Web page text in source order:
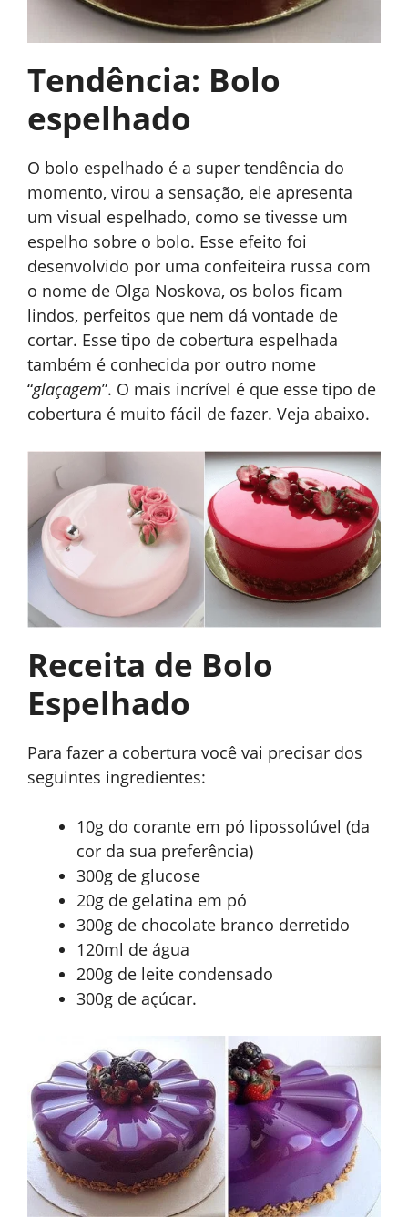
Tendência: Bolo
espelhado
O bolo espelhado é a super tendência do
momento, virou a sensação, ele apresenta
um visual espelhado, como se tivesse um
espelho sobre o bolo. Esse efeito foi
desenvolvido por uma confeiteira russa com
o nome de Olga Noskova, os bolos ficam
lindos, perfeitos que nem dá vontade de
cortar. Esse tipo de cobertura espelhada
também é conhecida por outro nome
“glaçagem”. O mais incrível é que esse tipo de
cobertura é muito fácil de fazer. Veja abaixo.
Receita de Bolo
Espelhado
Para fazer a cobertura você vai precisar dos
seguintes ingredientes:
10g do corante em pó lipossolúvel (da
cor da sua preferência)
300g de glucose
20g de gelatina em pó
300g de chocolate branco derretido
120ml de água
200g de leite condensado
300g de açúcar.